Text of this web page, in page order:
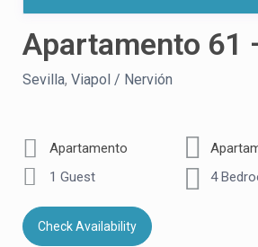
Apartamento 61
Sevilla, Viapol / Nervión
Apartamento
1 Guest
4
Check Availability